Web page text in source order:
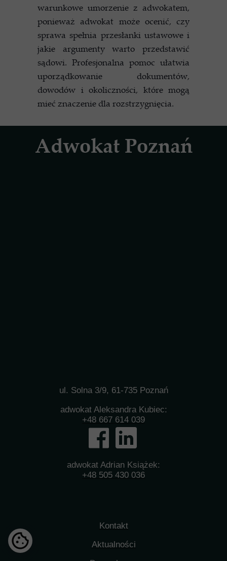
Kontakt
Aktualności
adwokat Aleksandra Kubiec:
+48 667 614 039
ul. Solna 3/9, 61-735 Poznań
adwokat Adrian Książek:
+48 505 430 036
Adwokat Poznań
warunkowe umorzenie z adwokatem,
ponieważ adwokat może ocenić, czy
sprawa spełnia przesłanki ustawowe i
jakie argumenty warto przedstawić
sądowi. Profesjonalna pomoc ułatwia
uporządkowanie dokumentów,
dowodów i okoliczności, które mogą
mieć znaczenie dla rozstrzygnięcia.